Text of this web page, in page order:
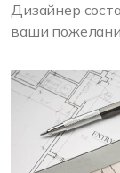
Дизайнер
ваши